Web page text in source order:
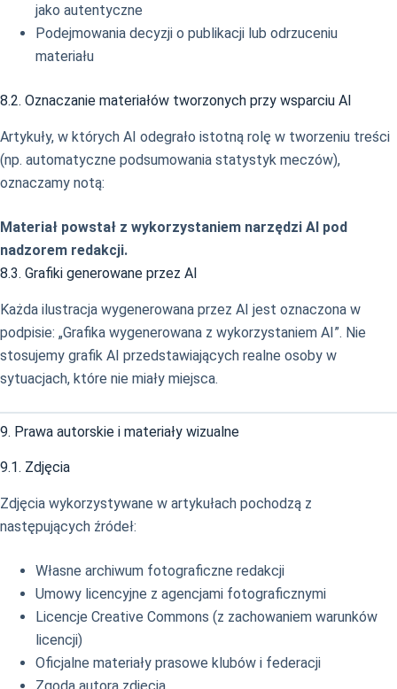
jako autentyczne
Podejmowania decyzji o publikacji lub odrzuceniu
materiału
8.2. Oznaczanie materiałów tworzonych przy wsparciu AI
Artykuły, w których AI odegrało istotną rolę w tworzeniu treści
(np. automatyczne podsumowania statystyk meczów),
oznaczamy notą:
Materiał powstał z wykorzystaniem narzędzi AI pod
nadzorem redakcji.
8.3. Grafiki generowane przez AI
Każda ilustracja wygenerowana przez AI jest oznaczona w
podpisie: „Grafika wygenerowana z wykorzystaniem AI”. Nie
stosujemy grafik AI przedstawiających realne osoby w
sytuacjach, które nie miały miejsca.
9. Prawa autorskie i materiały wizualne
9.1. Zdjęcia
Zdjęcia wykorzystywane w artykułach pochodzą z
następujących źródeł:
Własne archiwum fotograficzne redakcji
Umowy licencyjne z agencjami fotograficznymi
Licencje Creative Commons (z zachowaniem warunków
licencji)
Oficjalne materiały prasowe klubów i federacji